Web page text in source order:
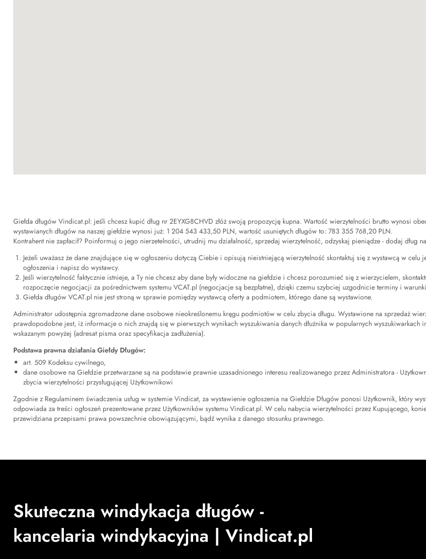
Giełda długów Vindicat.pl: jeśli chcesz kupić dług nr 2EYXG8CHVD złóż swoją propozycję kupna. Wartość wierzytelności brutto wynosi
wystawianych długów na naszej giełdzie wynosi już: 1 204 543 433,50 PLN, wartość usuniętych długów to: 783 355 768,20 PLN.
Kontrahent nie zapłacił? Poinformuj o jego nierzetelności, utrudnij mu działalność, sprzedaj wierzytelność, odzyskaj pieniądze - dodaj dług
Jeżeli uważasz że dane znajdujące się w ogłoszeniu dotyczą Ciebie i opisują nieistniejącą wierzytelność skontaktuj się z wystawcą w
ogłoszenia i napisz do wystawcy.
Jeśli wierzytelność faktycznie istnieje, a Ty nie chcesz aby dane były widoczne na giełdzie i chcesz porozumieć się z wierzycielem,
rozpoczęcie negocjacji za pośrednictwem systemu VCAT.pl (negocjacje są bezpłatne), dzięki czemu szybciej uzgodnicie terminy i warunki
Giełda długów VCAT.pl nie jest stroną w sprawie pomiędzy wystawcą oferty a podmiotem, którego dane są wystawione.
Administrator udostępnia zgromadzone dane osobowe nieokreślonemu kręgu podmiotów w celu zbycia długu. Wystawione na sprzedaż
prawdopodobne jest, iż informacje o nich znajdą się w pierwszych wynikach wyszukiwania danych dłużnika w popularnych
wskazanym powyżej (adresat pisma oraz specyfikacja zadłużenia).
Podstawa prawna działania Giełdy Długów:
art. 509 Kodeksu cywilnego,
dane osobowe na Giełdzie przetwarzane są na podstawie prawnie uzasadnionego interesu realizowanego przez Administratora -
zbycia wierzytelności przysługującej Użytkownikowi
Zgodnie z Regulaminem świadczenia usług w systemie Vindicat, za wystawienie ogłoszenia na Giełdzie Długów ponosi Użytkownik, który
odpowiada za treści ogłoszeń prezentowane przez Użytkowników systemu Vindicat.pl. W celu nabycia wierzytelności przez Kupującego,
przewidziana przepisami prawa powszechnie obowiązującymi, bądź wynika z danego stosunku prawnego.
Skuteczna windykacja długów -
kancelaria windykacyjna | Vindicat.pl